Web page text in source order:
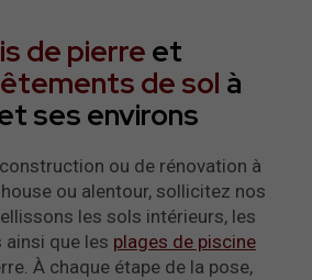
de pierre et
de sol à
ses environs
ou de rénovation à
ou alentour, sollicitez nos
les sols intérieurs, les
que les plages de piscine
À chaque étape de la pose,